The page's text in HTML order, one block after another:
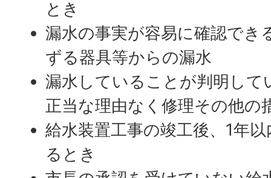
とき
漏水の事実が容易に確認でき
ずる器具等からの漏水
漏水していることが判明し
正当な理由なく修理その他の
給水装置工事の竣工後、1年
るとき